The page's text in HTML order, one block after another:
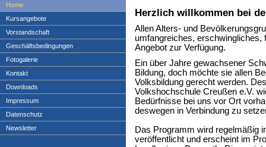
Home
Kursangebote
Vorstandschaft
Geschäftsbedingungen
Fotogalerie
Kontakt
Downloads
Impressum
Datenschutz
Newsletter
Herzlich willkommen bei
Allen Alters- und
umfangreiches, erschwingliches,
Angebot zur Verfügung.
Ein über Jahre gewachsener
Bildung, doch möchte sie allen
Volksbildung gerecht werden.
Volkshochschule Creußen e.V.
Bedürfnisse bei uns vor Ort
deswegen in Verbindung zu
Das Programm wird regelmäßig
veröffentlicht und erscheint im